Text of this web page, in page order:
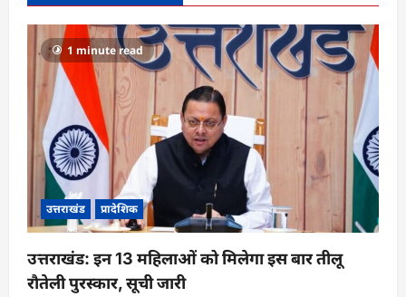
1 minute read
उत्तराखंड प्रादेशिक
उत्तराखंड: इन 13 महिलाओं को मिलेगा इस बार तीलू
रौतेली पुरस्कार, सूची जारी